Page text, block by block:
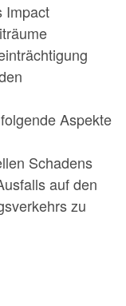
Impact
Aspekte
Schadens
auf den
zu